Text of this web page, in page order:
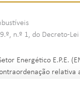
n.º 1, do Decreto-
Energético E.P.E.
à ERSE, no
em violação do